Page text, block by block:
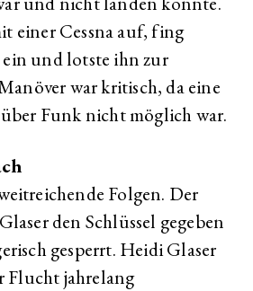
einer Cessna auf, fing
ein und lotste ihn zur
war kritisch, da eine
Funk nicht möglich war.
Folgen. Der
den Schlüssel gegeben
gesperrt. Heidi Glaser
Flucht jahrelang